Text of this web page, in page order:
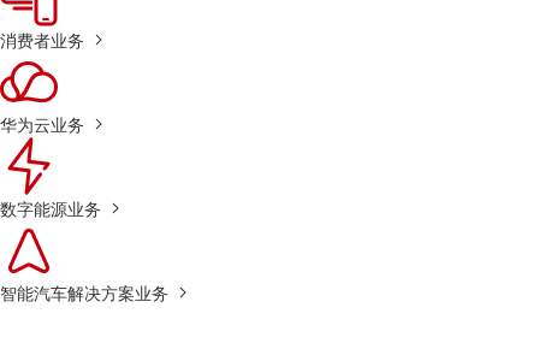
消费者业务
华为云业务
数字能源业务
智能汽车解决方案业务